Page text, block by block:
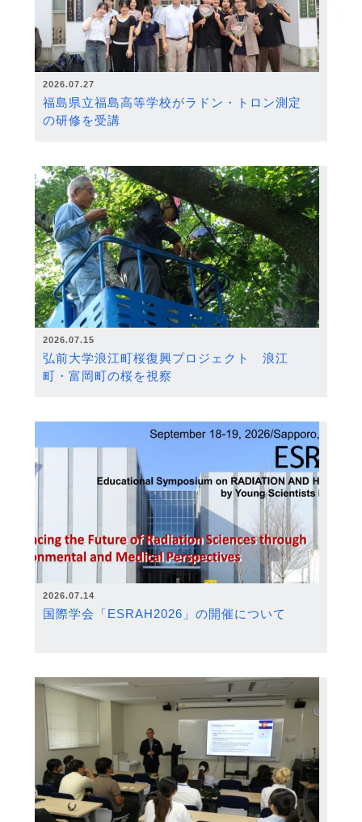
2026.07.27
福島県立福島高等学校がラドン・トロン測定
の研修を受講
2026.07.15
弘前大学浪江町桜復興プロジェクト 浪江
町・富岡町の桜を視察
2026.07.14
国際学会「ESRAH2026」の開催について